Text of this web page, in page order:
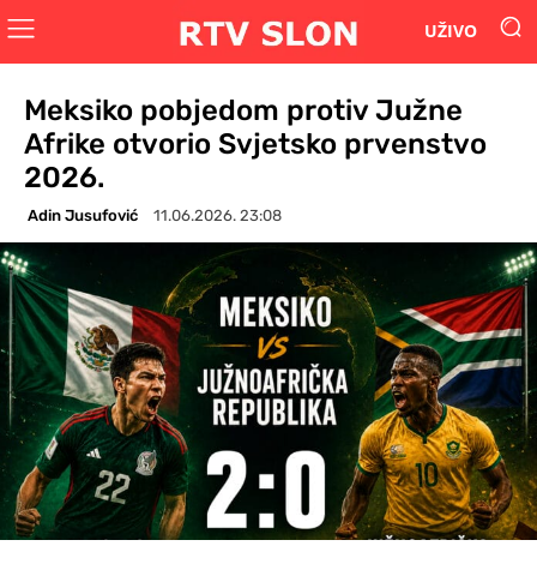
UŽIVO
Meksiko pobjedom protiv Južne
Afrike otvorio Svjetsko prvenstvo
2026.
Adin Jusufović 11.06.2026. 23:08